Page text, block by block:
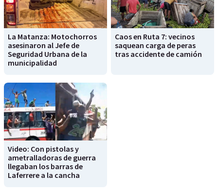
La Matanza: Motochorros
asesinaron al Jefe de
Seguridad Urbana de la
municipalidad
Caos en Ruta 7: vecinos
saquean carga de peras
tras accidente de camión
Video: Con pistolas y
ametralladoras de guerra
llegaban los barras de
Laferrere a la cancha